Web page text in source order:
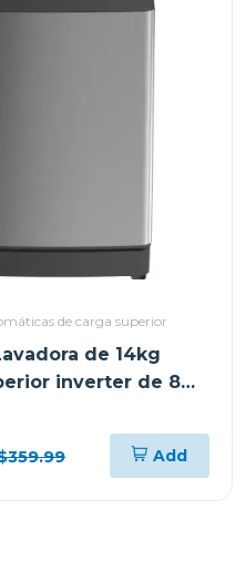
de carga superior
de 14kg
inverter de 8
Add